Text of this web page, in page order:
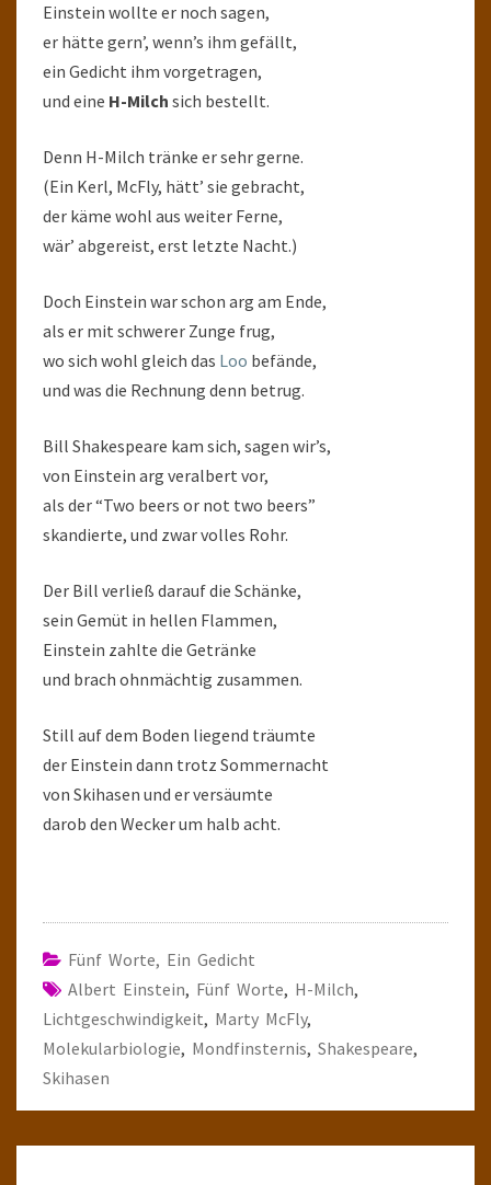
Einstein wollte er noch sagen,
er hätte gern’, wenn’s ihm gefällt,
ein Gedicht ihm vorgetragen,
und eine H-Milch sich bestellt.
Denn H-Milch tränke er sehr gerne.
(Ein Kerl, McFly, hätt’ sie gebracht,
der käme wohl aus weiter Ferne,
wär’ abgereist, erst letzte Nacht.)
Doch Einstein war schon arg am Ende,
als er mit schwerer Zunge frug,
wo sich wohl gleich das Loo befände,
und was die Rechnung denn betrug.
Bill Shakespeare kam sich, sagen wir’s,
von Einstein arg veralbert vor,
als der “Two beers or not two beers”
skandierte, und zwar volles Rohr.
Der Bill verließ darauf die Schänke,
sein Gemüt in hellen Flammen,
Einstein zahlte die Getränke
und brach ohnmächtig zusammen.
Still auf dem Boden liegend träumte
der Einstein dann trotz Sommernacht
von Skihasen und er versäumte
darob den Wecker um halb acht.
Fünf Worte, Ein Gedicht
Albert Einstein, Fünf Worte, H-Milch,
Lichtgeschwindigkeit, Marty McFly,
Molekularbiologie, Mondfinsternis, Shakespeare,
Skihasen